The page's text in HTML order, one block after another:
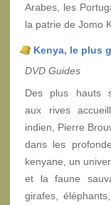
Arabes, les
la patrie de Jomo
Kenya, le plus
DVD Guides
Des plus hauts
aux rives
indien, Pierre
dans les
kenyane, un
et la faune
girafes,